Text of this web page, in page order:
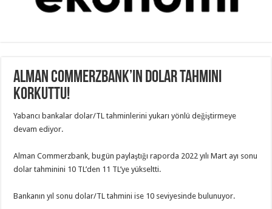
Alman Commerzbank’ın Dolar Tahmini
Korkuttu!
Yabancı bankalar dolar/TL tahminlerini yukarı yönlü değiştirmeye
devam ediyor.
Alman Commerzbank, bugün paylaştığı raporda 2022 yılı Mart ayı sonu
dolar tahminini 10 TL’den 11 TL’ye yükseltti.
Bankanın yıl sonu dolar/TL tahmini ise 10 seviyesinde bulunuyor.